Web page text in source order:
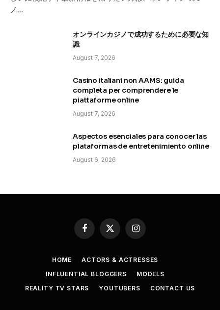
ノ…
オンラインカジノで成功するために必要な知
識
August 7, 2026
Casino italiani non AAMS: guida
completa per comprendere le
piattaforme online
August 7, 2026
Aspectos esenciales para conocer las
plataformas de entretenimiento online
August 6, 2026
Facebook
X
(Twitter)
Instagram
HOME
ACTORS & ACTRESSES
INFLUENTIAL BLOGGERS
MODELS
REALITY TV STARS
YOUTUBERS CONTACT US